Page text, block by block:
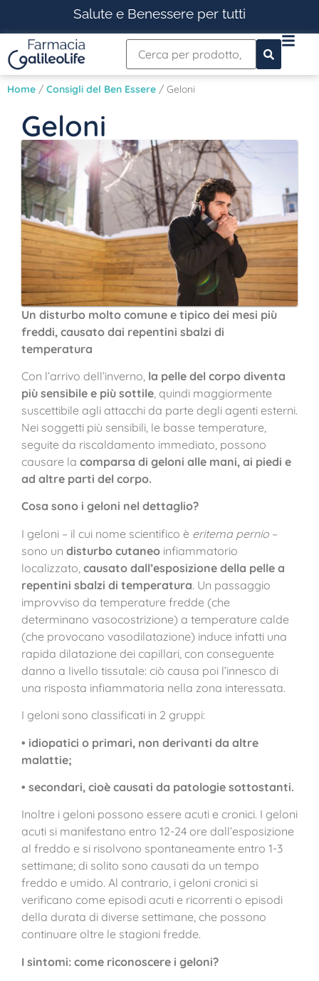
Salute e Benessere per tutti
Home / Consigli del Ben Essere / Geloni
Geloni
Un disturbo molto comune e tipico dei mesi più
freddi, causato dai repentini sbalzi di
temperatura
Con l’arrivo dell’inverno, la pelle del corpo diventa
più sensibile e più sottile, quindi maggiormente
suscettibile agli attacchi da parte degli agenti esterni.
Nei soggetti più sensibili, le basse temperature,
seguite da riscaldamento immediato, possono
causare la comparsa di geloni alle mani, ai piedi e
ad altre parti del corpo.
Cosa sono i geloni nel dettaglio?
I geloni – il cui nome scientifico è eritema pernio –
sono un disturbo cutaneo infiammatorio
localizzato, causato dall’esposizione della pelle a
repentini sbalzi di temperatura. Un passaggio
improvviso da temperature fredde (che
determinano vasocostrizione) a temperature calde
(che provocano vasodilatazione) induce infatti una
rapida dilatazione dei capillari, con conseguente
danno a livello tissutale: ciò causa poi l’innesco di
una risposta infiammatoria nella zona interessata.
I geloni sono classificati in 2 gruppi:
• idiopatici o primari, non derivanti da altre
malattie;
• secondari, cioè causati da patologie sottostanti.
Inoltre i geloni possono essere acuti e cronici. I geloni
acuti si manifestano entro 12-24 ore dall’esposizione
al freddo e si risolvono spontaneamente entro 1-3
settimane; di solito sono causati da un tempo
freddo e umido. Al contrario, i geloni cronici si
verificano come episodi acuti e ricorrenti o episodi
della durata di diverse settimane, che possono
continuare oltre le stagioni fredde.
I sintomi: come riconoscere i geloni?